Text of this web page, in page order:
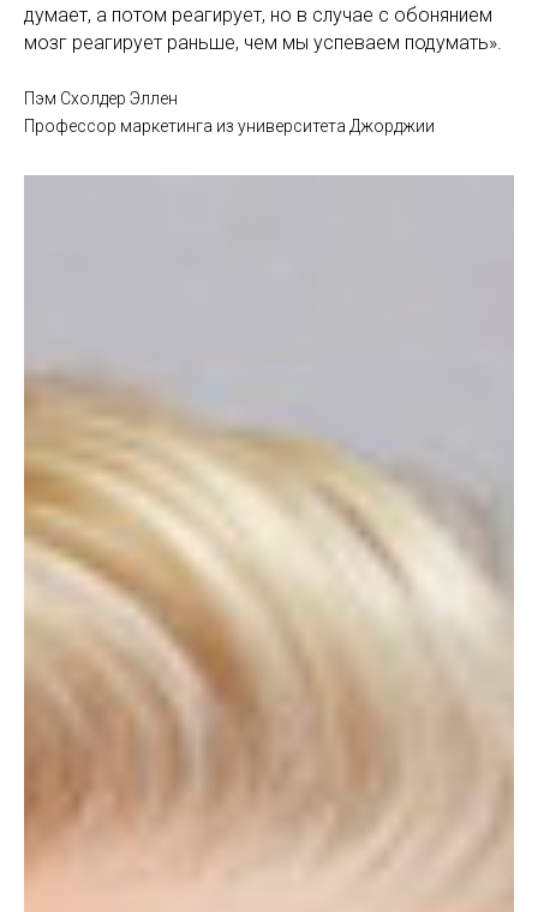
думает, а потом реагирует, но в случае с обонянием
мозг реагирует раньше, чем мы успеваем подумать».
Пэм Схолдер Эллен
Профессор маркетинга из университета Джорджии